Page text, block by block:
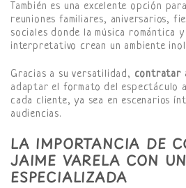
También es una excelente opción
reuniones familiares, aniversarios,
sociales donde la música romántica
interpretativo crean un ambiente
Gracias a su versatilidad, contratar
adaptar el formato del espectáculo
cada cliente, ya sea en escenarios
audiencias.
LA IMPORTANCIA DE
JAIME VARELA CON
ESPECIALIZADA